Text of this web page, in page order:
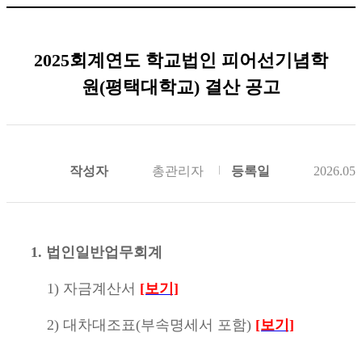
2025회계연도 학교법인 피어선기념학
원(평택대학교) 결산 공고
작성자 총관리자 등록일
1. 법인일반업무회계
1) 자금계산서 [보기]
2) 대차대조표(부속명세서 포함) [보기]